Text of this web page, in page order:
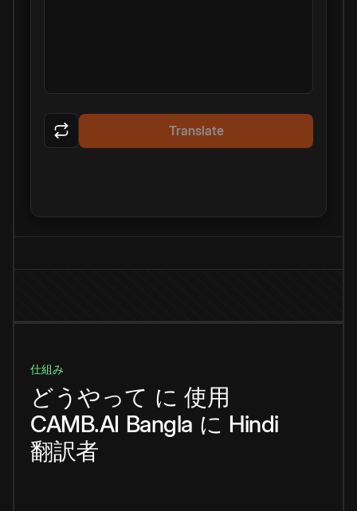
Translate
仕組み
どうやって に 使用
CAMB.AI Bangla に Hindi
翻訳者